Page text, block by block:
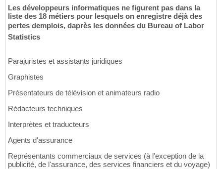
Les développeurs informatiques ne figurent pas dans la
liste des 18 métiers pour lesquels on enregistre déjà des
pertes demplois, daprès les données du Bureau of Labor
Statistics
Parajuristes et assistants juridiques
Graphistes
Présentateurs de télévision et animateurs radio
Rédacteurs techniques
Interprètes et traducteurs
Agents d'assurance
Représentants commerciaux de services (à l'exception de la
publicité, de l'assurance, des services financiers et du voyage)